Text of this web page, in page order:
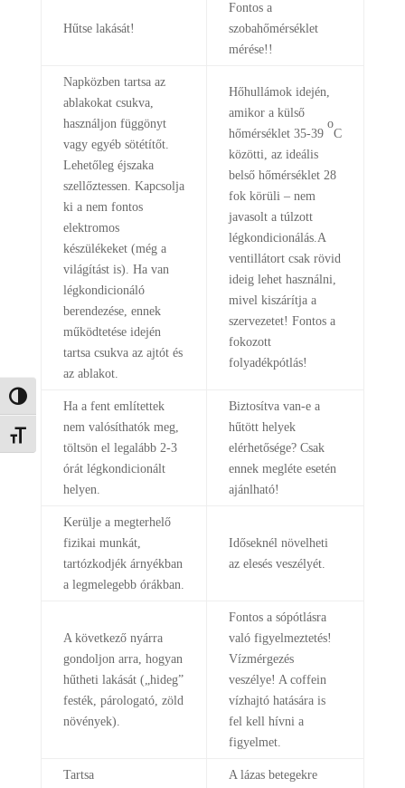
Nagy kontraszt váltása
Betűméret váltása
Hűtse lakását!
Fontos a
szobahőmérséklet
mérése!!
Napközben tartsa az
ablakokat csukva,
használjon függönyt
vagy egyéb sötétítőt.
Lehetőleg éjszaka
szellőztessen. Kapcsolja
ki a nem fontos
elektromos
készülékeket (még a
világítást is). Ha van
légkondicionáló
berendezése, ennek
működtetése idején
tartsa csukva az ajtót és
az ablakot.
Hőhullámok idején,
amikor a külső
hőmérséklet 35-39
o
C
közötti, az ideális
belső hőmérséklet 28
fok körüli – nem
javasolt a túlzott
légkondicionálás.A
ventillátort csak rövid
ideig lehet használni,
mivel kiszárítja a
szervezetet! Fontos a
fokozott
folyadékpótlás!
Ha a fent említettek
nem valósíthatók meg,
töltsön el legalább 2-3
órát légkondicionált
helyen.
Biztosítva van-e a
hűtött helyek
elérhetősége? Csak
ennek megléte esetén
ajánlható!
Kerülje a megterhelő
fizikai munkát,
tartózkodjék árnyékban
a legmelegebb órákban.
Időseknél növelheti
az elesés veszélyét.
A következő nyárra
gondoljon arra, hogyan
hűtheti lakását („hideg”
festék, párologató, zöld
növények).
Fontos a sópótlásra
való figyelmeztetés!
Vízmérgezés
veszélye! A coffein
vízhajtó hatására is
fel kell hívni a
figyelmet.
Tartsa
A lázas betegekre